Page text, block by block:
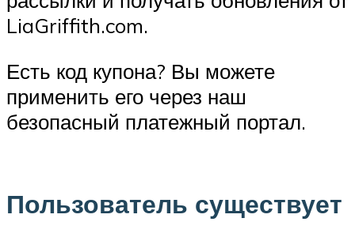
LiaGriffith.com.
Есть код купона? Вы можете
применить его через наш
безопасный платежный портал.
Пользователь существует